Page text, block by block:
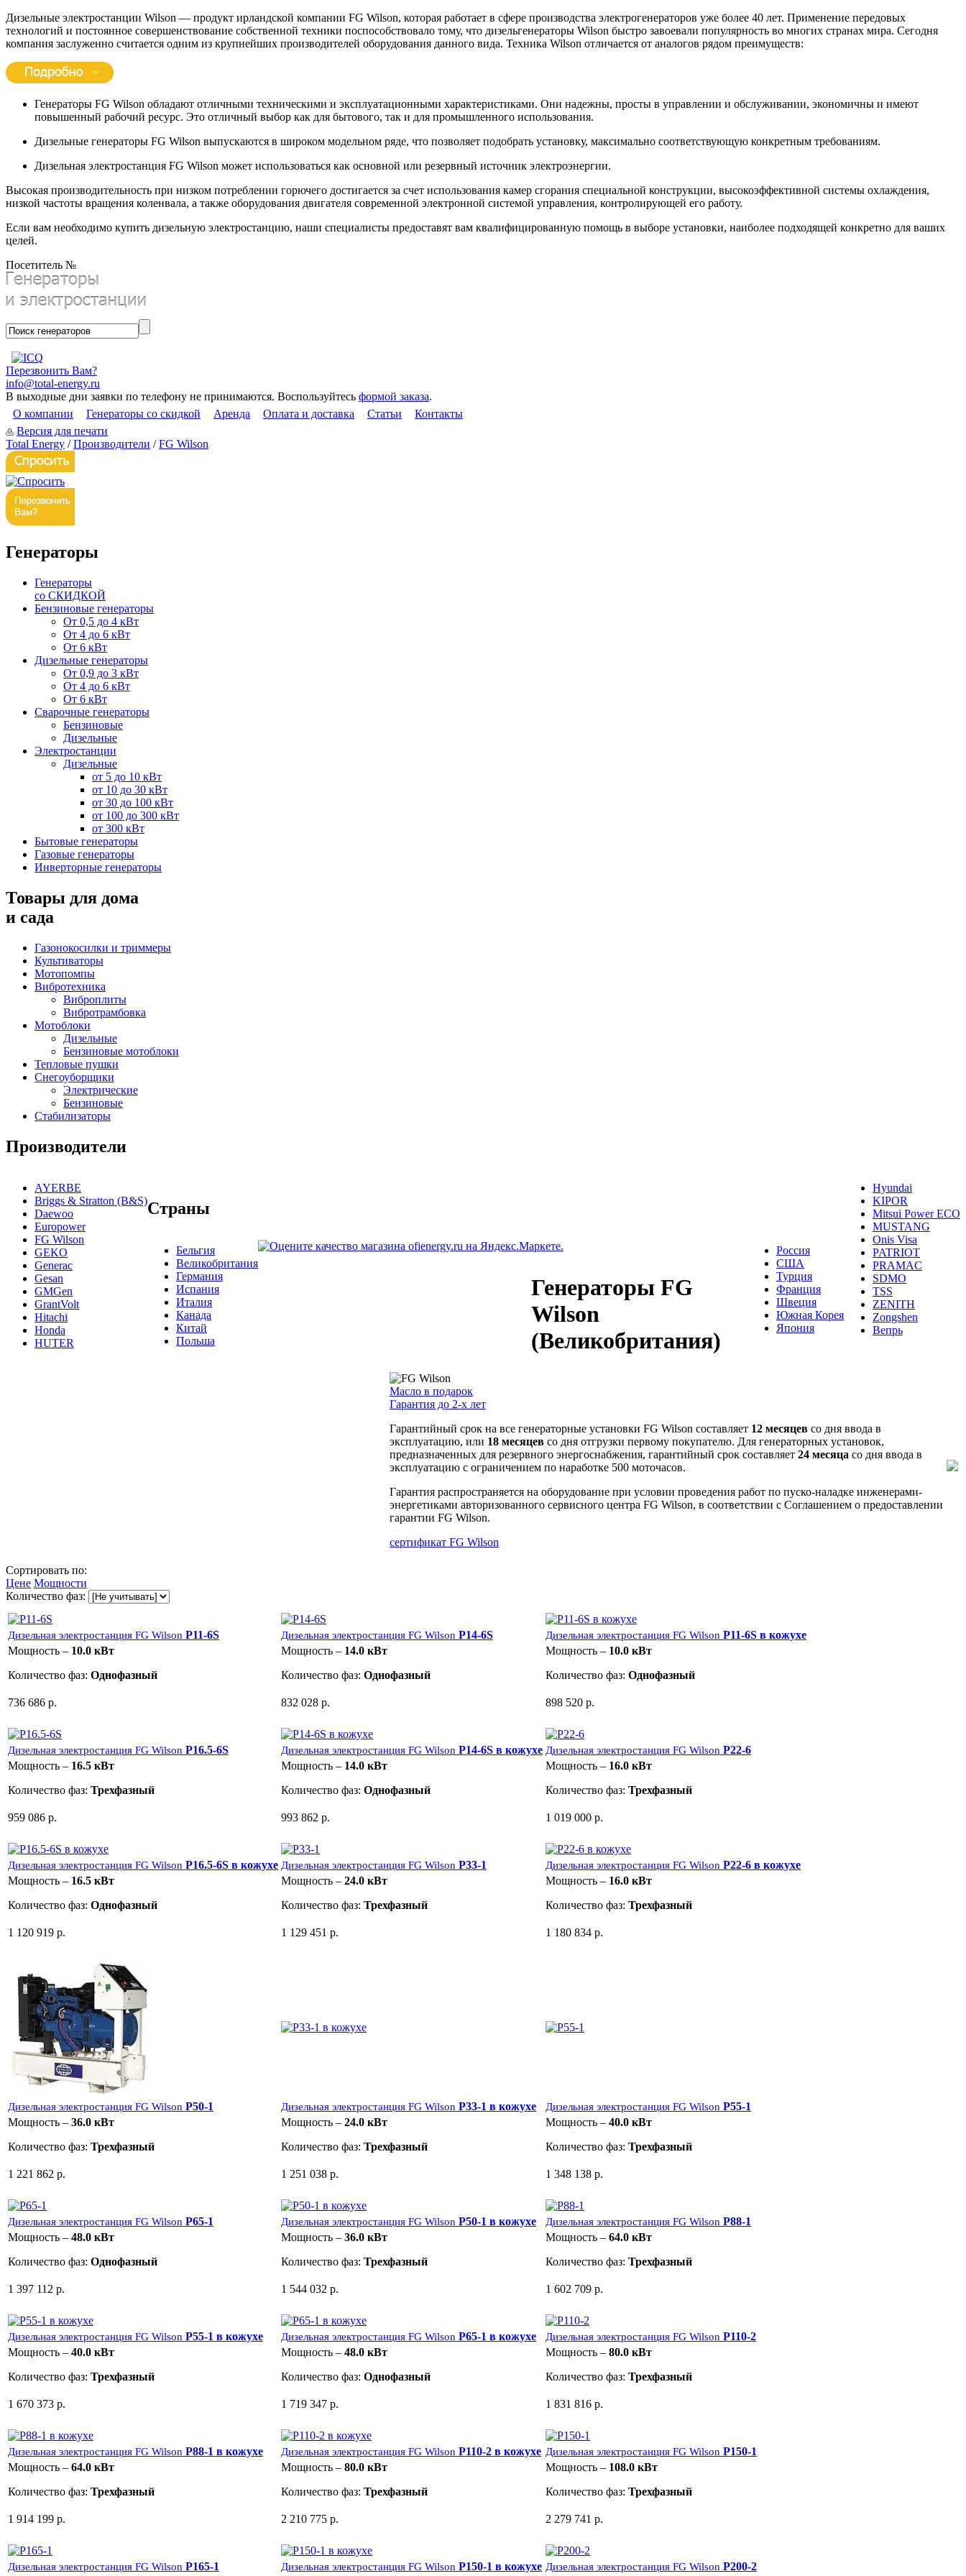
Дизельные электростанции Wilson — продукт ирландской компании FG Wilson, которая работает в сфере производства электрогенераторов уже более 40 лет. Применение передовых
технологий и постоянное совершенствование собственной техники поспособствовало тому, что дизельгенераторы Wilson быстро завоевали популярность во многих странах мира. Сегодня
компания заслуженно считается одним из крупнейших производителей оборудования данного вида. Техника Wilson отличается от аналогов рядом преимуществ:
Генераторы FG Wilson обладают отличными техническими и эксплуатационными характеристиками. Они надежны, просты в управлении и обслуживании, экономичны и имеют
повышенный рабочий ресурс. Это отличный выбор как для бытового, так и для промышленного использования.
Дизельные генераторы FG Wilson выпускаются в широком модельном ряде, что позволяет подобрать установку, максимально соответствующую конкретным требованиям.
Дизельная электростанция FG Wilson может использоваться как основной или резервный источник электроэнергии.
Высокая производительность при низком потреблении горючего достигается за счет использования камер сгорания специальной конструкции, высокоэффективной системы охлаждения,
низкой частоты вращения коленвала, а также оборудования двигателя современной электронной системой управления, контролирующей его работу.
Если вам необходимо купить дизельную электростанцию, наши специалисты предоставят вам квалифицированную помощь в выборе установки, наиболее подходящей конкретно для ваших
целей.
Посетитель №
Перезвонить Вам?
info@total-energy.ru
В выходные дни заявки по телефону не принимаются. Воспользуйтесь формой заказа.
О компании
Генераторы со скидкой Аренда Оплата и доставка Статьи
Контакты
Версия для печати
Total Energy /Производители /FG Wilson
Генераторы
Генераторы
со СКИДКОЙ
Бензиновые генераторы
От 0,5 до 4 кВт
От 4 до 6 кВт
От 6 кВт
Дизельные генераторы
От 0,9 до 3 кВт
От 4 до 6 кВт
От 6 кВт
Сварочные генераторы
Бензиновые
Дизельные
Электростанции
Дизельные
от 5 до 10 кВт
от 10 до 30 кВт
от 30 до 100 кВт
от 100 до 300 кВт
от 300 кВт
Бытовые генераторы
Газовые генераторы
Инверторные генераторы
Товары для дома
и сада
Газонокосилки и триммеры
Культиваторы
Мотопомпы
Вибротехника
Виброплиты
Вибротрамбовка
Мотоблоки
Дизельные
Бензиновые мотоблоки
Тепловые пушки
Снегоуборщики
Электрические
Бензиновые
Стабилизаторы
Производители
AYERBE
Briggs & Stratton (B&S)
Daewoo
Europower
FG Wilson
GEKO
Generac
Gesan
GMGen
GrantVolt
Hitachi
Honda
HUTER
Hyundai
KIPOR
Mitsui Power ECO
MUSTANG
Onis Visa
PATRIOT
PRAMAC
SDMO
TSS
ZENITH
Zongshen
Вепрь
Страны
Бельгия
Великобритания
Германия
Испания
Италия
Канада
Китай
Польша
Россия
США
Турция
Франция
Швеция
Южная Корея
Япония
Генераторы FG
Wilson
(Великобритания)
Масло в подарок
Гарантия до 2-х лет
Гарантийный срок на все генераторные установки FG Wilson составляет 12 месяцев со дня ввода в
эксплуатацию, или 18 месяцев со дня отгрузки первому покупателю. Для генераторных установок,
предназначенных для резервного энергоснабжения, гарантийный срок составляет 24 месяца со дня ввода в
эксплуатацию с ограничением по наработке 500 моточасов.
Гарантия распространяется на оборудование при условии проведения работ по пуско-наладке инженерами-
энергетиками авторизованного сервисного центра FG Wilson, в соответствии с Соглашением о предоставлении
гарантии FG Wilson.
сертификат FG Wilson
Сортировать по:
Цене Мощности
Количество фаз:
Дизельная электростанция FG Wilson P11-6S Дизельная электростанция FG Wilson P14-6S Дизельная электростанция FG Wilson P11-6S в кожухе
Мощность – 10.0 кВт
Количество фаз: Однофазный
Мощность – 14.0 кВт
Количество фаз: Однофазный
Мощность – 10.0 кВт
Количество фаз: Однофазный
736 686 р. 832 028 р. 898 520 р.
Дизельная электростанция FG Wilson P16.5-6S Дизельная электростанция FG Wilson P14-6S в кожухе Дизельная электростанция FG Wilson P22-6
Мощность – 16.5 кВт
Количество фаз: Трехфазный
Мощность – 14.0 кВт
Количество фаз: Однофазный
Мощность – 16.0 кВт
Количество фаз: Трехфазный
959 086 р. 993 862 р. 1 019 000 р.
Дизельная электростанция FG Wilson P16.5-6S в кожухе Дизельная электростанция FG Wilson P33-1 Дизельная электростанция FG Wilson P22-6 в кожухе
Мощность – 16.5 кВт
Количество фаз: Однофазный
Мощность – 24.0 кВт
Количество фаз: Трехфазный
Мощность – 16.0 кВт
Количество фаз: Трехфазный
1 120 919 р. 1 129 451 р. 1 180 834 р.
Дизельная электростанция FG Wilson P50-1 Дизельная электростанция FG Wilson P33-1 в кожухе Дизельная электростанция FG Wilson P55-1
Мощность – 36.0 кВт
Количество фаз: Трехфазный
Мощность – 24.0 кВт
Количество фаз: Трехфазный
Мощность – 40.0 кВт
Количество фаз: Трехфазный
1 221 862 р. 1 251 038 р. 1 348 138 р.
Дизельная электростанция FG Wilson P65-1 Дизельная электростанция FG Wilson P50-1 в кожухе Дизельная электростанция FG Wilson P88-1
Мощность – 48.0 кВт
Количество фаз: Однофазный
Мощность – 36.0 кВт
Количество фаз: Трехфазный
Мощность – 64.0 кВт
Количество фаз: Трехфазный
1 397 112 р. 1 544 032 р. 1 602 709 р.
Дизельная электростанция FG Wilson P55-1 в кожухе Дизельная электростанция FG Wilson P65-1 в кожухе Дизельная электростанция FG Wilson P110-2
Мощность – 40.0 кВт
Количество фаз: Трехфазный
Мощность – 48.0 кВт
Количество фаз: Однофазный
Мощность – 80.0 кВт
Количество фаз: Трехфазный
1 670 373 р. 1 719 347 р. 1 831 816 р.
Дизельная электростанция FG Wilson P88-1 в кожухе Дизельная электростанция FG Wilson P110-2 в кожухе Дизельная электростанция FG Wilson P150-1
Мощность – 64.0 кВт
Количество фаз: Трехфазный
Мощность – 80.0 кВт
Количество фаз: Трехфазный
Мощность – 108.0 кВт
Количество фаз: Трехфазный
1 914 199 р. 2 210 775 р. 2 279 741 р.
Дизельная электростанция FG Wilson P165-1 Дизельная электростанция FG Wilson P150-1 в кожухе Дизельная электростанция FG Wilson P200-2